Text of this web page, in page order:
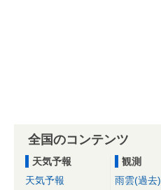
全国のコンテンツ
天気予報
天気予報
観測
雨雲(過去)